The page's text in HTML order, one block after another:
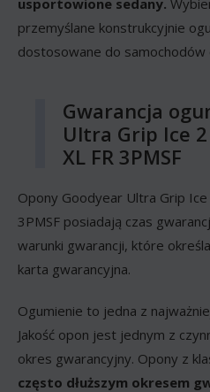
przemyślane konstrukcyjnie
dostosowane do samochodów
Gwarancja
Ultra Grip Ice
XL FR 3PMSF
Opony Goodyear Ultra Grip
3PMSF posiadają czas
warunki gwarancji, które
karta gwarancyjna.
Ogumienie to jedna z
Jakość opon jest jednym z
okres gwarancyjny. Opony z
często dłuższym okresem